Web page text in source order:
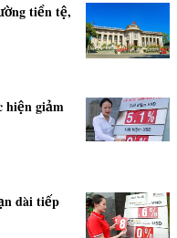
tiền tệ,
hiện giảm
dài tiếp